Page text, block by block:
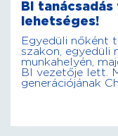
BI
lehetséges!
Egyedüli nőként
szakon,
munkahelyén,
BI vezetője lett.
generációjának